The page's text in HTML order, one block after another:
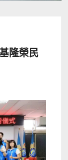
隆榮民